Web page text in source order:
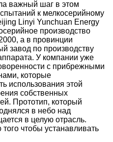
важный шаг в этом
к мелкосерийному
Linyi Yunchuan Energy
производство
а в провинции
завод по производству
У компании уже
с прибрежными
которые
использования этой
собственных
Прототип, который
в небо над
в целую отрасль.
чтобы устанавливать